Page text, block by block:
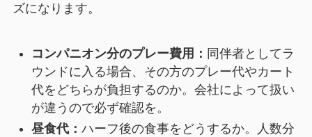
ズになります。
コンパニオン分のプレー費用： 同伴者としてラ
ウンドに入る場合、その方のプレー代やカート
代をどちらが負担するのか。会社によって扱い
が違うので必ず確認を。
昼食代： ハーフ後の食事をどうするか。人数分